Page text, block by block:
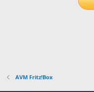
AVM Fritz!Box